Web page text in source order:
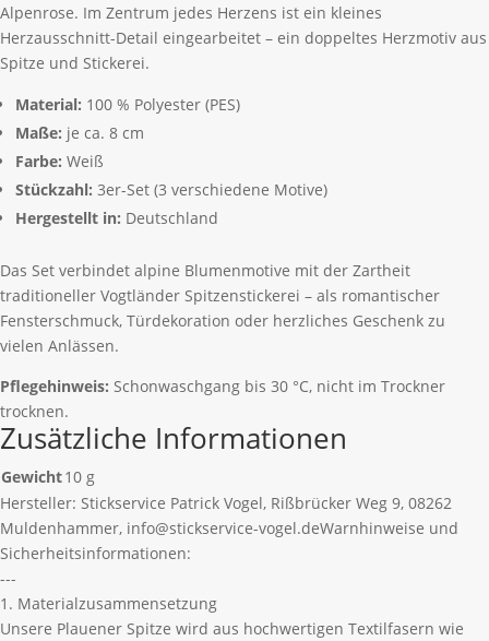
Alpenrose. Im Zentrum jedes Herzens ist ein kleines
Herzausschnitt-Detail eingearbeitet – ein doppeltes Herzmotiv aus
Spitze und Stickerei.
Material: 100 % Polyester (PES)
Maße: je ca. 8 cm
Farbe: Weiß
Stückzahl: 3er-Set (3 verschiedene Motive)
Hergestellt in: Deutschland
Das Set verbindet alpine Blumenmotive mit der Zartheit
traditioneller Vogtländer Spitzenstickerei – als romantischer
Fensterschmuck, Türdekoration oder herzliches Geschenk zu
vielen Anlässen.
Pflegehinweis: Schonwaschgang bis 30 °C, nicht im Trockner
trocknen.
Zusätzliche Informationen
Gewicht10 g
Hersteller: Stickservice Patrick Vogel, Rißbrücker Weg 9, 08262
Muldenhammer, info@stickservice-vogel.deWarnhinweise und
Sicherheitsinformationen:
---
1. Materialzusammensetzung
Unsere Plauener Spitze wird aus hochwertigen Textilfasern wie